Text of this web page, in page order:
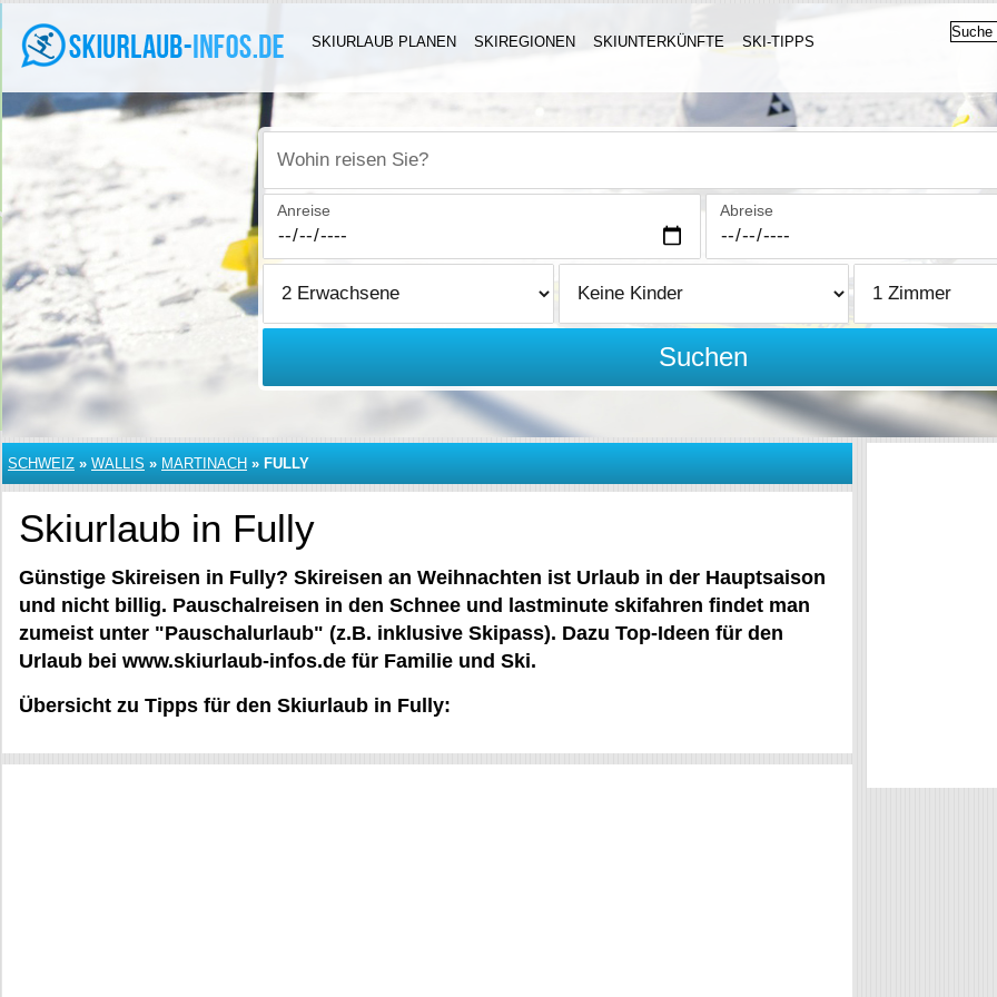
SKIURLAUB PLANEN SKIREGIONEN SKIUNTERKÜNFTE SKI-TIPPS
Wohin reisen Sie?
Anreise Abreise
Suchen
SCHWEIZ » WALLIS » MARTINACH » FULLY
Skiurlaub in Fully
Günstige Skireisen in Fully? Skireisen an Weihnachten ist Urlaub in der Hauptsaison
und nicht billig. Pauschalreisen in den Schnee und lastminute skifahren findet man
zumeist unter "Pauschalurlaub" (z.B. inklusive Skipass). Dazu Top-Ideen für den
Urlaub bei www.skiurlaub-infos.de für Familie und Ski.
Übersicht zu Tipps für den Skiurlaub in Fully: